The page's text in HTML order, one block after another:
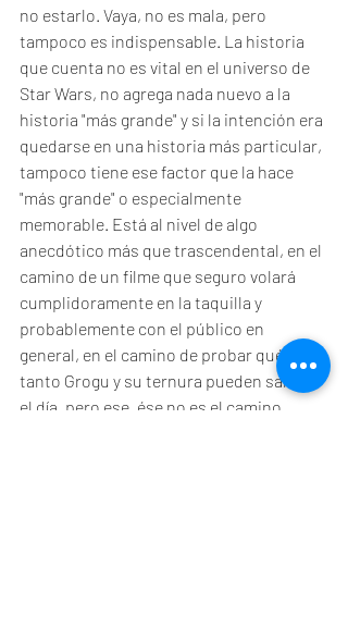
no estarlo. Vaya, no es mala, pero
tampoco es indispensable. La historia
que cuenta no es vital en el universo de
Star Wars, no agrega nada nuevo a la
historia "más grande" y si la intención era
quedarse en una historia más particular,
tampoco tiene ese factor que la hace
"más grande" o especialmente
memorable. Está al nivel de algo
anecdótico más que trascendental, en el
camino de un filme que seguro volará
cumplidoramente en la taquilla y
probablemente con el público en
general, en el camino de probar qué
tanto Grogu y su ternura pueden salvar
el día, pero ese, ése no es el camino.